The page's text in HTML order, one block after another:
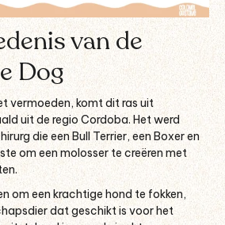
van de
Dog
vermoeden, komt dit ras uit
uit de regio Cordoba. Het werd
die een Bull Terrier, een Boxer en
om een molosser te creëren met
om een krachtige hond te fokken,
dat geschikt is voor het